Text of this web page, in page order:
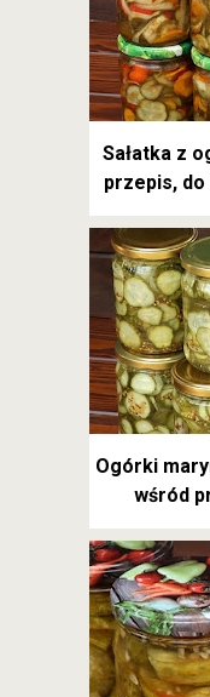
Sałatka z
przepis,
Ogórki
wśród